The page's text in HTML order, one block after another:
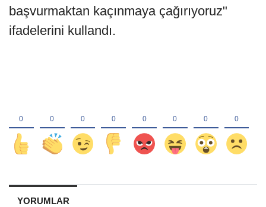
başvurmaktan kaçınmaya çağırıyoruz"
ifadelerini kullandı.
YORUMLAR